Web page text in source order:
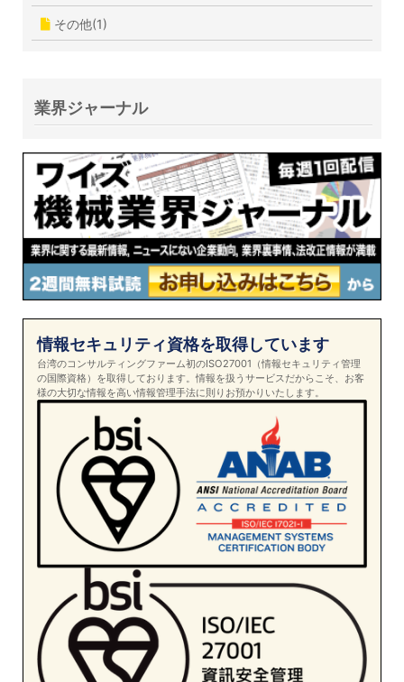
その他(1)
業界ジャーナル
情報セキュリティ資格を取得しています
台湾のコンサルティングファーム初のISO27001（情報セキュリティ管理
の国際資格）を取得しております。情報を扱うサービスだからこそ、お客
様の大切な情報を高い情報管理手法に則りお預かりいたします。